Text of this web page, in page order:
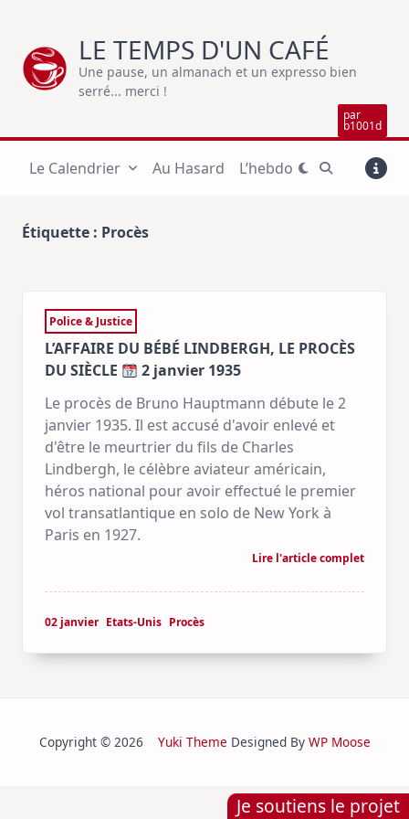
Je soutiens le projet
content
LE TEMPS D'UN CAFÉ
Une pause, un almanach et un expresso bien
serré... merci !
par
b1001d
Le Calendrier Au Hasard L’hebdo
Étiquette : Procès
Police & Justice
L’AFFAIRE DU BÉBÉ LINDBERGH, LE PROCÈS
DU SIÈCLE
2 janvier 1935
Le procès de Bruno Hauptmann débute le 2
janvier 1935. Il est accusé d'avoir enlevé et
d'être le meurtrier du fils de Charles
Lindbergh, le célèbre aviateur américain,
héros national pour avoir effectué le premier
vol transatlantique en solo de New York à
Paris en 1927.
Lire l'article complet
02 janvier Etats-Unis Procès
Copyright © 2026 Yuki Theme Designed By WP Moose